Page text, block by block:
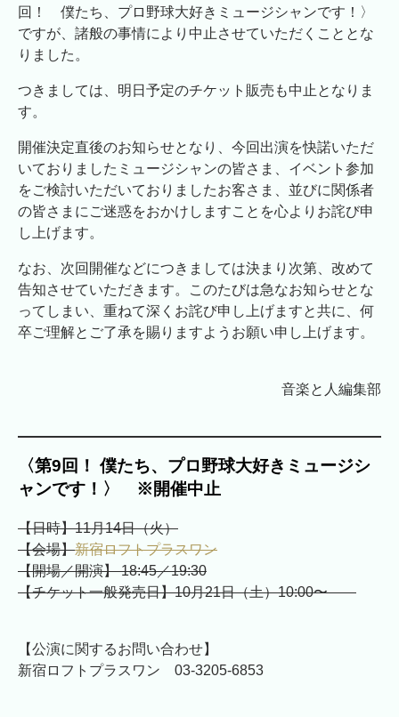
回！ 僕たち、プロ野球大好きミュージシャンです！〉
ですが、諸般の事情により中止させていただくこととな
りました。
つきましては、明日予定のチケット販売も中止となりま
す。
開催決定直後のお知らせとなり、今回出演を快諾いただ
いておりましたミュージシャンの皆さま、イベント参加
をご検討いただいておりましたお客さま、並びに関係者
の皆さまにご迷惑をおかけしますことを心よりお詫び申
し上げます。
なお、次回開催などにつきましては決まり次第、改めて
告知させていただきます。このたびは急なお知らせとな
ってしまい、重ねて深くお詫び申し上げますと共に、何
卒ご理解とご了承を賜りますようお願い申し上げます。
音楽と人編集部
〈第9回！ 僕たち、プロ野球大好きミュージシ
ャンです！ 〉 ※開催中止
【日時】11月14日（火）
【会場】新宿ロフトプラスワン
【開場／開演】 18:45／19:30
【チケット一般発売日】10月21日（土）10:00〜
【公演に関するお問い合わせ】
新宿ロフトプラスワン 03-3205-6853